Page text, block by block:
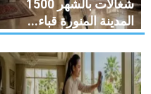
شغالات بالشهر 1500
المدينة المنورة قباء...